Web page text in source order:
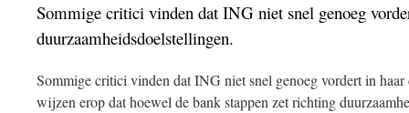
Sommige critici vinden dat ING niet snel genoeg
duurzaamheidsdoelstellingen.
Sommige critici vinden dat ING niet snel genoeg vordert in
wijzen erop dat hoewel de bank stappen zet richting